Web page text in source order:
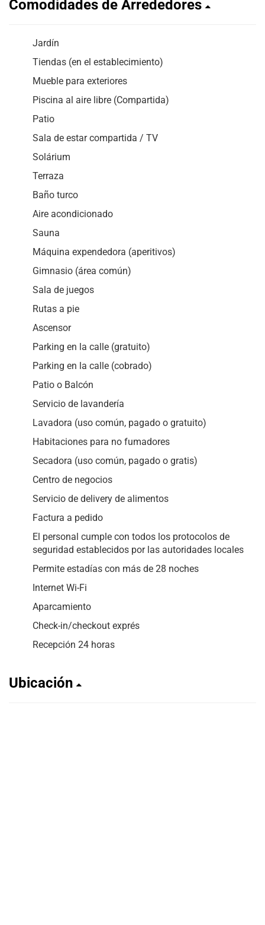
Comodidades de Arrededores
Jardín
Tiendas (en el establecimiento)
Mueble para exteriores
Piscina al aire libre (Compartida)
Patio
Sala de estar compartida / TV
Solárium
Terraza
Baño turco
Aire acondicionado
Sauna
Máquina expendedora (aperitivos)
Gimnasio (área común)
Sala de juegos
Rutas a pie
Ascensor
Parking en la calle (gratuito)
Parking en la calle (cobrado)
Patio o Balcón
Servicio de lavandería
Lavadora (uso común, pagado o gratuito)
Habitaciones para no fumadores
Secadora (uso común, pagado o gratis)
Centro de negocios
Servicio de delivery de alimentos
Factura a pedido
El personal cumple con todos los protocolos de
seguridad establecidos por las autoridades locales
Permite estadías con más de 28 noches
Internet Wi-Fi
Aparcamiento
Check-in/checkout exprés
Recepción 24 horas
Ubicación